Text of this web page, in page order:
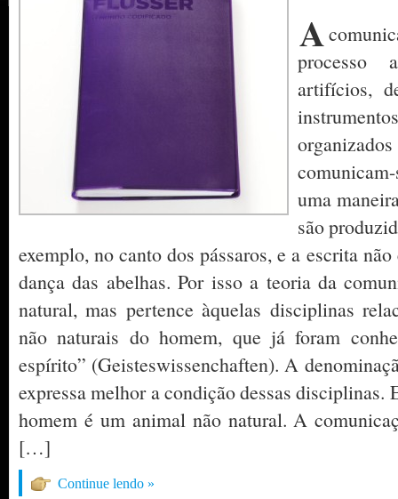
A
processo
artifícios,
uma
são
exemplo, no canto dos pássaros, e a escrita
dança das abelhas. Por isso a teoria da
natural, mas pertence àquelas disciplinas
não naturais do homem, que já foram
espírito” (Geisteswissenchaften). A
expressa melhor a condição dessas disciplinas.
homem é um animal não natural. A
[…]
Continue lendo »